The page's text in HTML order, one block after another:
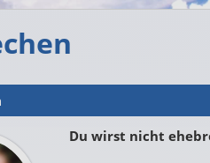
Du wirst nicht